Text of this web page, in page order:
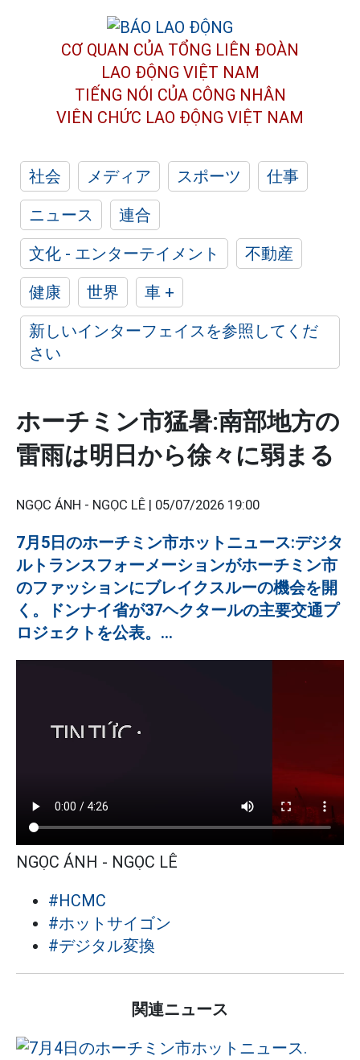
CƠ QUAN CỦA TỔNG LIÊN ĐOÀN
LAO ĐỘNG VIỆT NAM
TIẾNG NÓI CỦA CÔNG NHÂN
VIÊN CHỨC LAO ĐỘNG VIỆT NAM
社会 メディア スポーツ
仕事
ニュース
連合
文化 - エンターテイメント
不動産
健康
世界
車 +
新しいインターフェイスを参照してくだ
さい
ホーチミン市猛暑:南部地方の
雷雨は明日から徐々に弱まる
NGỌC ÁNH - NGỌC LÊ | 05/07/2026 19:00
7月5日のホーチミン市ホットニュース:デジタ
ルトランスフォーメーションがホーチミン市
のファッションにブレイクスルーの機会を開
く。ドンナイ省が37ヘクタールの主要交通プ
ロジェクトを公表。...
NGỌC ÁNH - NGỌC LÊ
#HCMC
#ホットサイゴン
#デジタル変換
関連ニュース